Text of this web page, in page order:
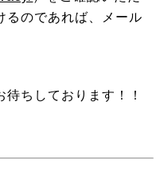
るのであれば、メール
ちしております！！